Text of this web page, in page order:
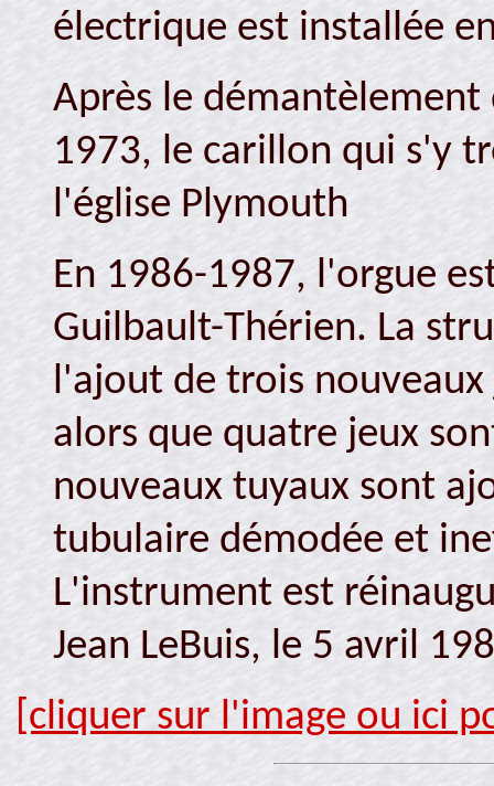
électrique est installée
Après le
1973, le carillon qui s'y
l'église Plymouth
En 1986-1987, l'orgue
Guilbault-Thérien. La
l'ajout de trois
alors que quatre jeux
nouveaux tuyaux sont
tubulaire démodée et
L'instrument est
Jean LeBuis, le 5 avril
[cliquer sur l'image ou ici